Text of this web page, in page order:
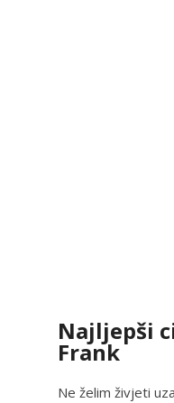
Najljepši
Frank
Ne želim živjeti